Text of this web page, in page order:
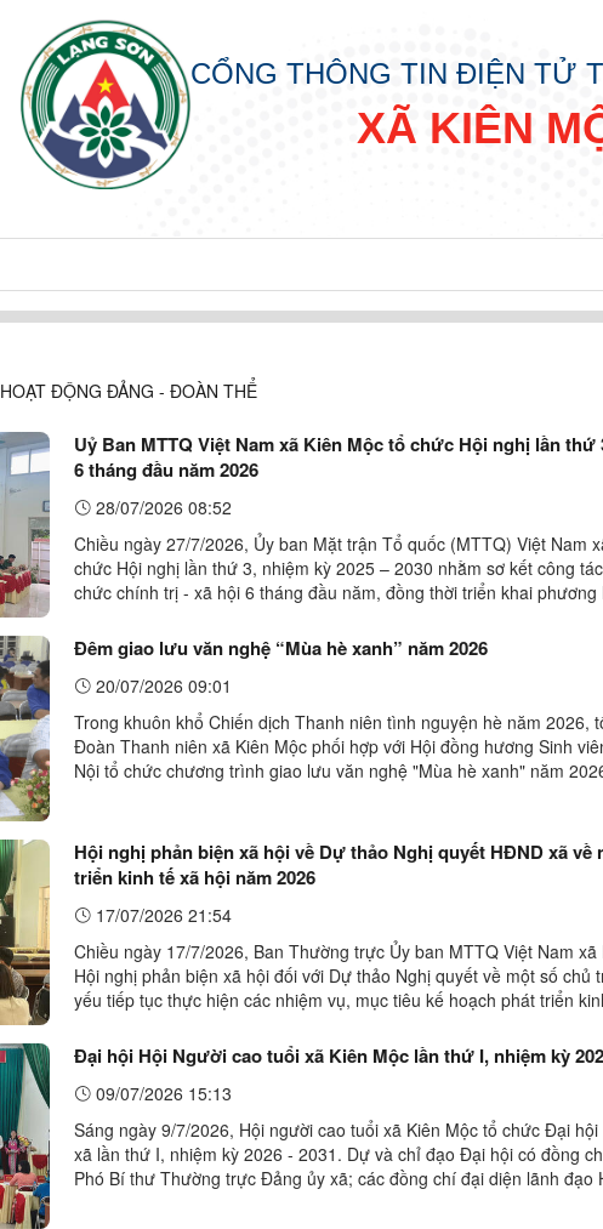
CỔNG THÔNG TIN ĐIỆN TỬ
XÃ KIÊN
HOẠT ĐỘNG ĐẢNG - ĐOÀN THỂ
Uỷ Ban MTTQ Việt Nam xã Kiên Mộc tổ chức Hội nghị lần thứ
6 tháng đầu năm 2026
28/07/2026 08:52
Chiều ngày 27/7/2026, Ủy ban Mặt trận Tổ quốc (MTTQ) Việt Nam
chức Hội nghị lần thứ 3, nhiệm kỳ 2025 – 2030 nhằm sơ kết công
chức chính trị - xã hội 6 tháng đầu năm, đồng thời triển khai
Đêm giao lưu văn nghệ “Mùa hè xanh” năm 2026
20/07/2026 09:01
Trong khuôn khổ Chiến dịch Thanh niên tình nguyện hè năm 2026,
Đoàn Thanh niên xã Kiên Mộc phối hợp với Hội đồng hương Sinh
Nội tổ chức chương trình giao lưu văn nghệ "Mùa hè xanh" năm
Hội nghị phản biện xã hội về Dự thảo Nghị quyết HĐND xã về
triển kinh tế xã hội năm 2026
17/07/2026 21:54
Chiều ngày 17/7/2026, Ban Thường trực Ủy ban MTTQ Việt Nam
Hội nghị phản biện xã hội đối với Dự thảo Nghị quyết về một số chủ
yếu tiếp tục thực hiện các nhiệm vụ, mục tiêu kế hoạch phát triển
Đại hội Hội Người cao tuổi xã Kiên Mộc lần thứ I, nhiệm
09/07/2026 15:13
Sáng ngày 9/7/2026, Hội người cao tuổi xã Kiên Mộc tổ chức Đại
xã lần thứ I, nhiệm kỳ 2026 - 2031. Dự và chỉ đạo Đại hội có đồng
Phó Bí thư Thường trực Đảng ủy xã; các đồng chí đại diện lãnh đạo